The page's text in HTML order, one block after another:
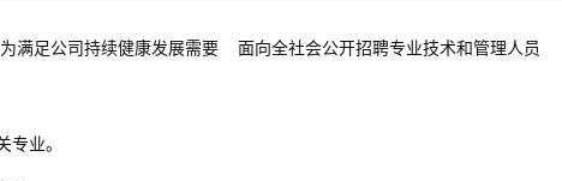
为满足公司持续健康发展需要 面向全社会公开招聘专业技术和管理人员
业。